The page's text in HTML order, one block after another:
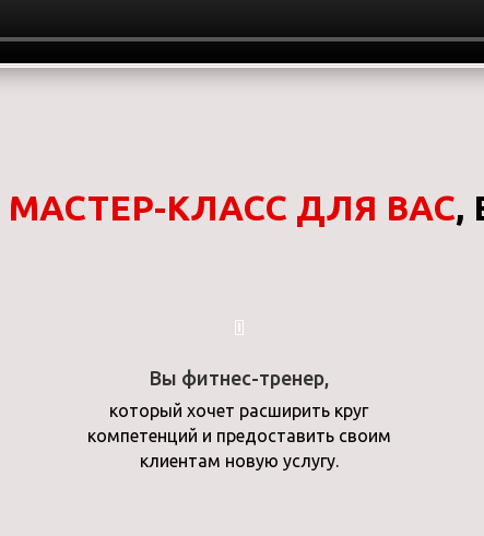
МАСТЕР-КЛАСС ДЛЯ ВАС,
Вы фитнес-тренер,
который хочет расширить круг
компетенций и предоставить своим
клиентам новую услугу.